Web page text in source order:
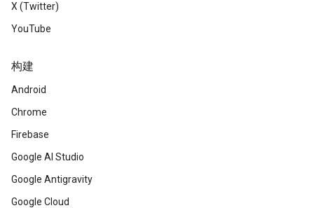
X (Twitter)
YouTube
构建
Android
Chrome
Firebase
Google AI Studio
Google Antigravity
Google Cloud